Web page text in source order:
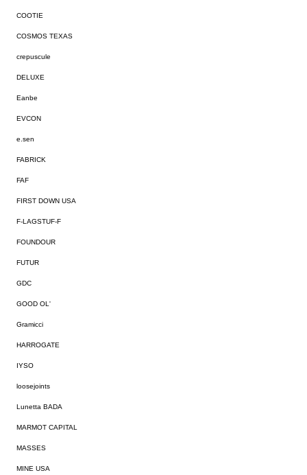
COOTIE
COSMOS TEXAS
crepuscule
DELUXE
Eanbe
EVCON
e.sen
FABRICK
FAF
FIRST DOWN USA
F-LAGSTUF-F
FOUNDOUR
FUTUR
GDC
GOOD OL'
Gramicci
HARROGATE
IYSO
loosejoints
Lunetta BADA
MARMOT CAPITAL
MASSES
MINE USA